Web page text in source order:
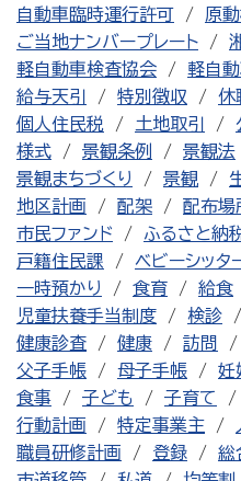
自動車臨時運行許可
原
ご当地ナンバープレート
軽自動車検査協会
軽自
給与天引
特別徴収 休
個人住民税
土地取引
様式
景観条例 景観法
景観まちづくり
景観
地区計画
配架 配布場
市民ファンド
ふるさと納
戸籍住民課
ベビーシッタ
一時預かり
食育 給食
児童扶養手当制度
検診
健康診査
健康 訪問
父子手帳
母子手帳 妊
食事
子ども 子育て
行動計画
特定事業主
職員研修計画
登録 総